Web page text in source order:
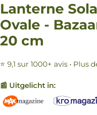
Lanterne
Ovale -
20 cm
⭐ 9,1 sur 1000+ avis •
📰 Uitgelicht in: